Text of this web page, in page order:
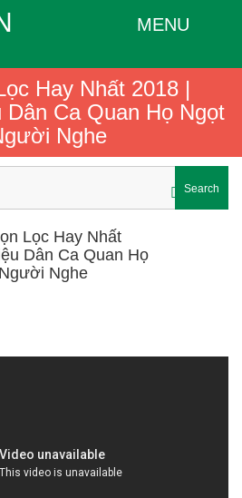
MENU
Hay Nhất 2018 |
Ca Quan Họ Ngọt
Nghe
Search
Lọc Hay Nhất
Dân Ca Quan Họ
Nghe